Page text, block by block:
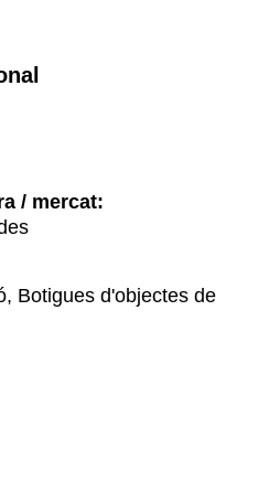
/ mercat:
Botigues d'objectes de